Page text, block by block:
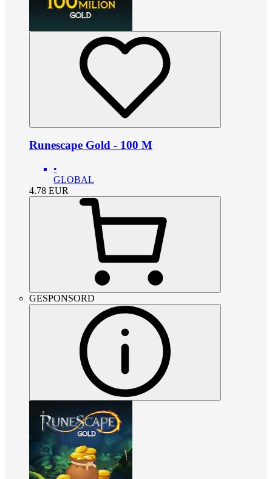
Runescape Gold - 100 M
•
GLOBAL
4.78 EUR
GESPONSORD